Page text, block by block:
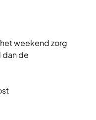
het weekend zorg
dan de